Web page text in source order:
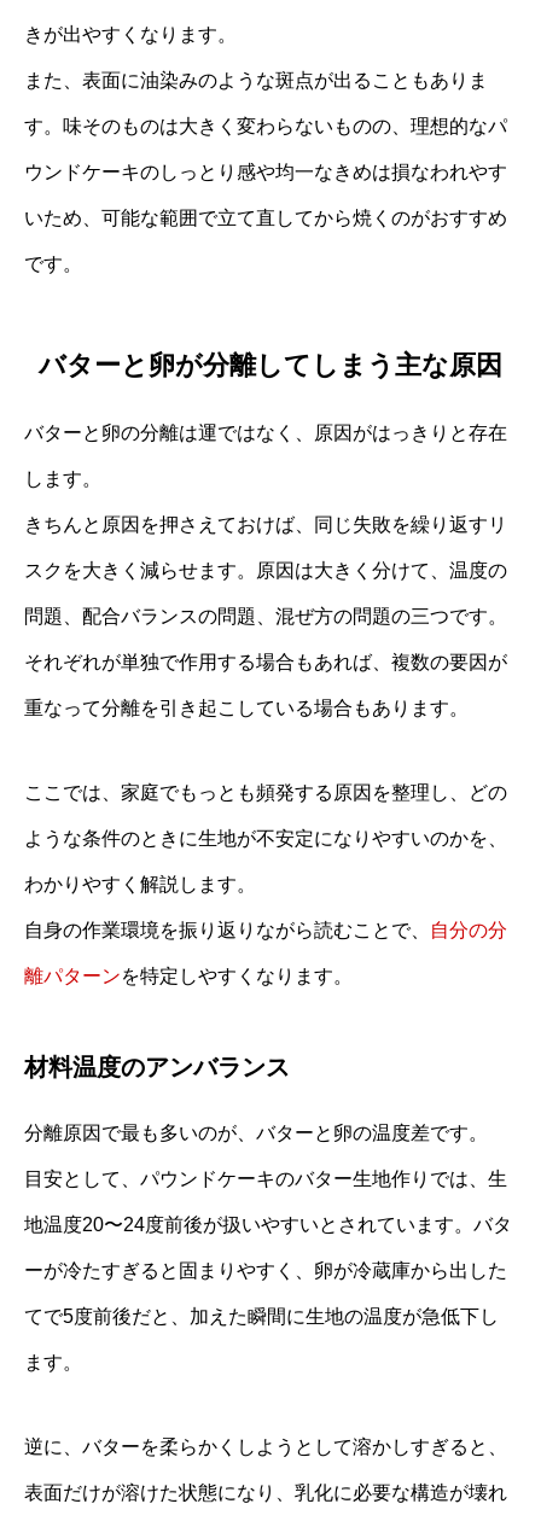
きが出やすくなります。
また、表面に油染みのような斑点が出ることもありま
す。味そのものは大きく変わらないものの、理想的なパ
ウンドケーキのしっとり感や均一なきめは損なわれやす
いため、可能な範囲で立て直してから焼くのがおすすめ
です。
バターと卵が分離してしまう主な原因
バターと卵の分離は運ではなく、原因がはっきりと存在
します。
きちんと原因を押さえておけば、同じ失敗を繰り返すリ
スクを大きく減らせます。原因は大きく分けて、温度の
問題、配合バランスの問題、混ぜ方の問題の三つです。
それぞれが単独で作用する場合もあれば、複数の要因が
重なって分離を引き起こしている場合もあります。
ここでは、家庭でもっとも頻発する原因を整理し、どの
ような条件のときに生地が不安定になりやすいのかを、
わかりやすく解説します。
自身の作業環境を振り返りながら読むことで、 自分の分
離パターンを特定しやすくなります。
材料温度のアンバランス
分離原因で最も多いのが、バターと卵の温度差です。
目安として、パウンドケーキのバター生地作りでは、生
地温度20〜24度前後が扱いやすいとされています。バタ
ーが冷たすぎると固まりやすく、卵が冷蔵庫から出した
てで5度前後だと、加えた瞬間に生地の温度が急低下し
ます。
逆に、バターを柔らかくしようとして溶かしすぎると、
表面だけが溶けた状態になり、乳化に必要な構造が壊れ